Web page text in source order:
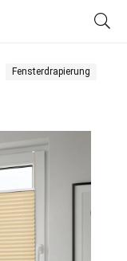
Fensterdrapierung